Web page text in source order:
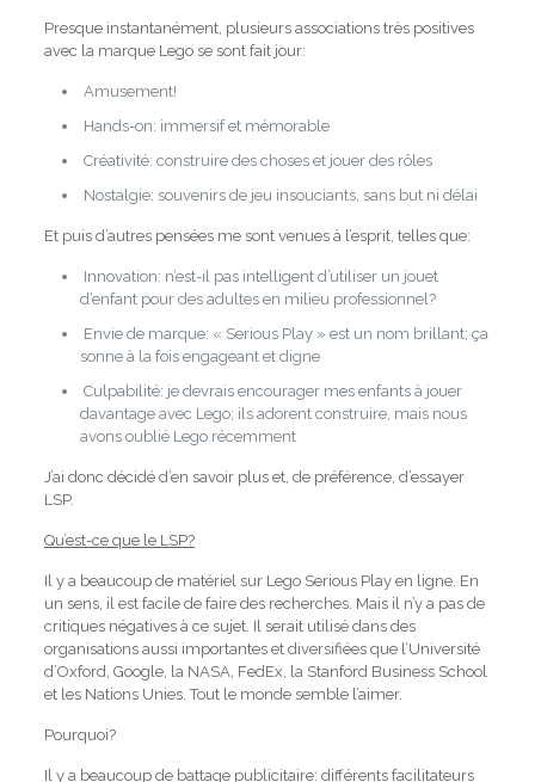
Presque instantanément, plusieurs associations très positives
avec la marque Lego se sont fait jour:
Amusement!
Hands-on: immersif et mémorable
Créativité: construire des choses et jouer des rôles
Nostalgie: souvenirs de jeu insouciants, sans but ni délai
Et puis d’autres pensées me sont venues à l’esprit, telles que:
Innovation: n’est-il pas intelligent d’utiliser un jouet
d’enfant pour des adultes en milieu professionnel?
Envie de marque: « Serious Play » est un nom brillant; ça
sonne à la fois engageant et digne
Culpabilité: je devrais encourager mes enfants à jouer
davantage avec Lego; ils adorent construire, mais nous
avons oublié Lego récemment
J’ai donc décidé d’en savoir plus et, de préférence, d’essayer
LSP.
Qu’est-ce que le LSP?
Il y a beaucoup de matériel sur Lego Serious Play en ligne. En
un sens, il est facile de faire des recherches. Mais il n’y a pas de
critiques négatives à ce sujet. Il serait utilisé dans des
organisations aussi importantes et diversifiées que l’Université
d’Oxford, Google, la NASA, FedEx, la Stanford Business School
et les Nations Unies. Tout le monde semble l’aimer.
Pourquoi?
Il y a beaucoup de battage publicitaire: différents facilitateurs